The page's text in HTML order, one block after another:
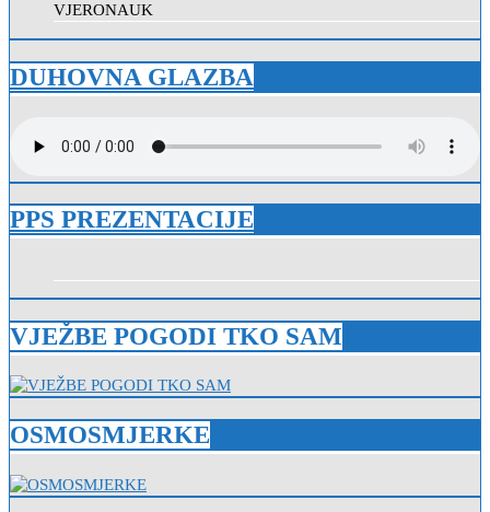
VJERONAUK
DUHOVNA GLAZBA
PPS PREZENTACIJE
VJEŽBE POGODI TKO SAM
OSMOSMJERKE